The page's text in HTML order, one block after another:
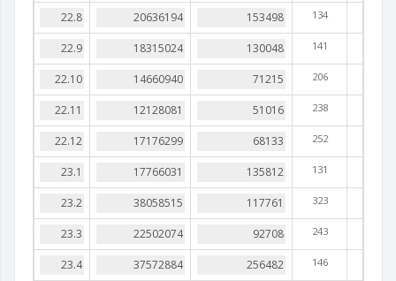
134
141
206
238
252
131
323
243
146